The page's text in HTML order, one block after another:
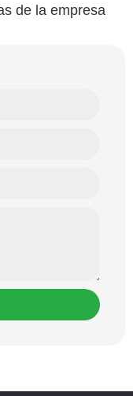
de la empresa